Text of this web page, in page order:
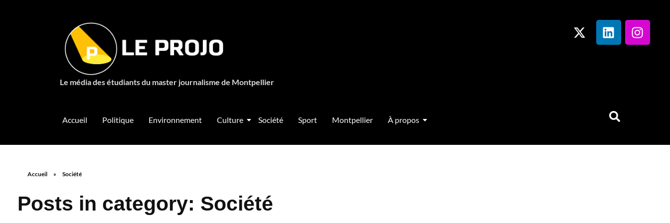
Le média des étudiants du master journalisme de Montpellier
Accueil Politique Environnement Culture Société Sport Montpellier À propos
Accueil » Société
Posts in category: Société